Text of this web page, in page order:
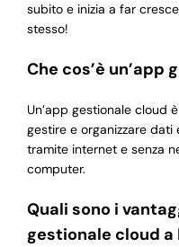
subito e inizia a far
stesso!
Che cos’è un’app
Un’app gestionale cloud
gestire e organizzare dati
tramite internet e senza
computer.
Quali sono i
gestionale cloud a